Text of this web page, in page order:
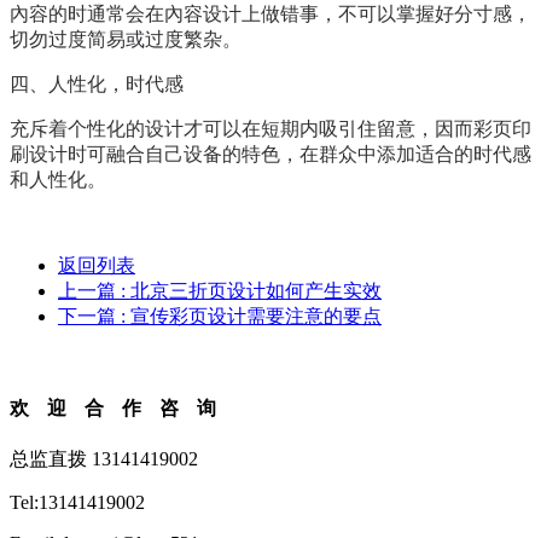
內容的时通常会在內容设计上做错事，不可以掌握好分寸感，
切勿过度简易或过度繁杂。
四、人性化，时代感
充斥着个性化的设计才可以在短期内吸引住留意，因而彩页印
刷设计时可融合自己设备的特色，在群众中添加适合的时代感
和人性化。
返回列表
上一篇 : 北京三折页设计如何产生实效
下一篇 : 宣传彩页设计需要注意的要点
欢迎合作咨询
总监直拨 13141419002
Tel:13141419002